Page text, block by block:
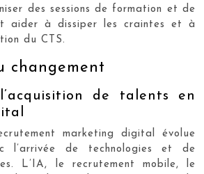
des sessions de formation et de
aider à dissiper les craintes et à
du CTS.
changement
de talents en
marketing digital évolue
l’arrivée de technologies et de
L’IA, le recrutement mobile, le